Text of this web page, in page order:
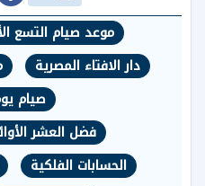
موعد صيام التسع
دار الافتاء المصرية
صيام
فضل العشر
الحسابات الفلكية